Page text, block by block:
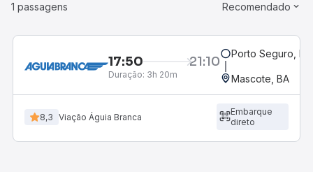
1 passagens Recomendado
17:50 21:10
Duração: 3h 20m
Porto Seguro, BA
Mascote, BA
8,3 Viação Águia Branca
Embarque
direto